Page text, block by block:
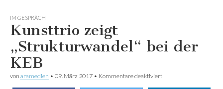
IM GESPRÄCH
Kunsttrio zeigt
„Strukturwandel“ bei der
KEB
von aramedien • 09. März 2017 • Kommentare deaktiviert